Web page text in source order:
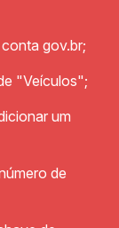
gov.br;
"Veículos";
um
de